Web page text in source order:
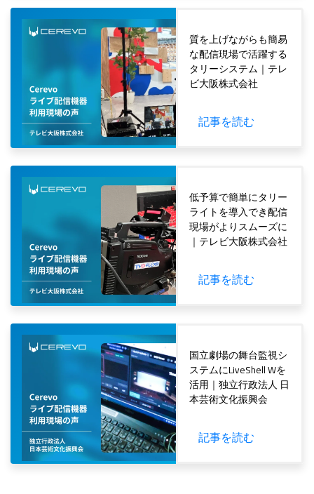
Cerevo
Cerevo
質を上げながらも簡易
な配信現場で活躍する
タリーシステム｜テレ
ビ大阪株式会社
記事を読む
Cerevo
低予算で簡単にタリー
ライトを導入でき配信
現場がよりスムーズに
｜テレビ大阪株式会社
記事を読む
国立劇場の舞台監視シ
ステムにLiveShell Wを
活用｜独立行政法人 日
本芸術文化振興会
記事を読む